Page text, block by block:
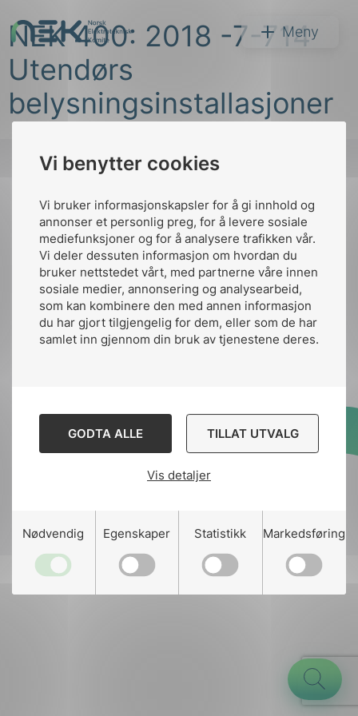
Vi benytter cookies
Vi bruker informasjonskapsler for å gi innhold og
annonser et personlig preg, for å levere sosiale
mediefunksjoner og for å analysere trafikken vår.
Vi deler dessuten informasjon om hvordan du
bruker nettstedet vårt, med partnerne våre innen
sosiale medier, annonsering og analysearbeid,
som kan kombinere den med annen informasjon
du har gjort tilgjengelig for dem, eller som de har
samlet inn gjennom din bruk av tjenestene deres.
GODTA ALLE TILLAT UTVALG
Vis detaljer
Nødvendig Egenskaper Statistikk Markedsføring
til
innhold
NEK Meny
Søk
NEK 400: 2018 -7-714
Utendørs
belysningsinstallasjoner
Kontakt oss
Ansatte
nek@nek.no
Bruk av Cookies
Designed and developed
Til
toppen